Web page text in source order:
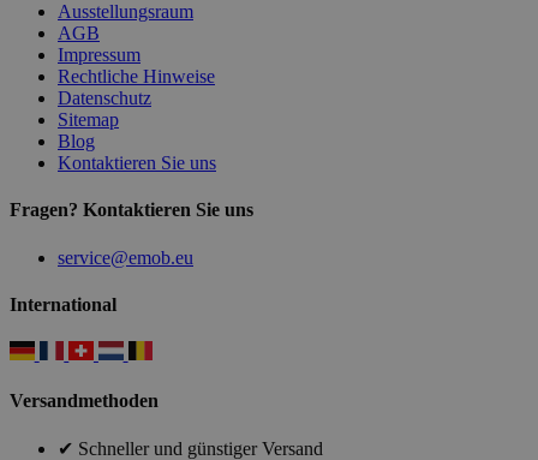
Ausstellungsraum
AGB
Impressum
Rechtliche Hinweise
Datenschutz
Sitemap
Blog
Kontaktieren Sie uns
Fragen? Kontaktieren Sie uns
service@emob.eu
International
Versandmethoden
✔ Schneller und günstiger Versand